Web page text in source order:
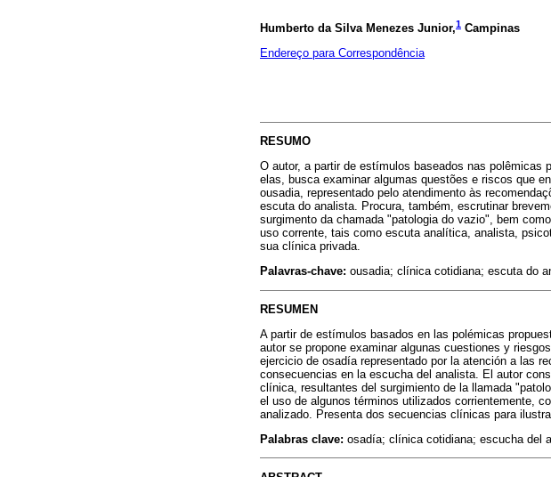
Humberto da Silva Menezes Junior,1 Campinas
Endereço para Correspondência
RESUMO
O autor, a partir de estímulos baseados nas
elas, busca examinar algumas questões e riscos que
ousadia, representado pelo atendimento às
escuta do analista. Procura, também, escrutinar
surgimento da chamada "patologia do vazio", bem
uso corrente, tais como escuta analítica, analista,
sua clínica privada.
Palavras-chave: ousadia; clínica cotidiana; escuta do
RESUMEN
A partir de estímulos basados en las polémicas
autor se propone examinar algunas cuestiones y
ejercicio de osadía representado por la atención a las
consecuencias en la escucha del analista. El autor
clínica, resultantes del surgimiento de la llamada
el uso de algunos términos utilizados corrientemente,
analizado. Presenta dos secuencias clínicas para
Palabras clave: osadía; clínica cotidiana; escucha del